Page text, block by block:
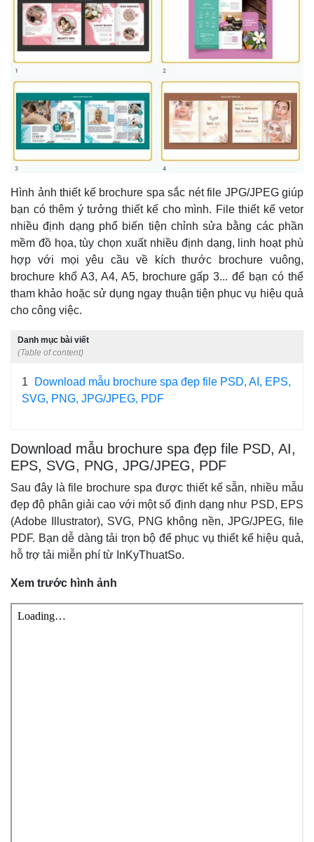
Hình ảnh thiết kế brochure spa sắc nét file JPG/JPEG giúp
bạn có thêm ý tưởng thiết kế cho mình. File thiết kế vetor
nhiều định dạng phổ biến tiện chỉnh sửa bằng các phần
mềm đồ họa, tùy chọn xuất nhiều định dạng, linh hoạt phù
hợp với mọi yêu cầu về kích thước brochure vuông,
brochure khổ A3, A4, A5, brochure gấp 3... để bạn có thể
tham khảo hoặc sử dụng ngay thuận tiện phục vụ hiệu quả
cho công việc.
Danh mục bài viết
(Table of content)
1
Download mẫu brochure spa đẹp file PSD, AI, EPS,
SVG, PNG, JPG/JPEG, PDF
Download mẫu brochure spa đẹp file PSD, AI,
EPS, SVG, PNG, JPG/JPEG, PDF
Sau đây là file brochure spa được thiết kế sẵn, nhiều mẫu
đẹp độ phân giải cao với một số định dạng như PSD, EPS
(Adobe Illustrator), SVG, PNG không nền, JPG/JPEG, file
PDF. Bạn dễ dàng tải trọn bộ để phục vụ thiết kế hiệu quả,
hỗ trợ tải miễn phí từ InKyThuatSo.
Xem trước hình ảnh